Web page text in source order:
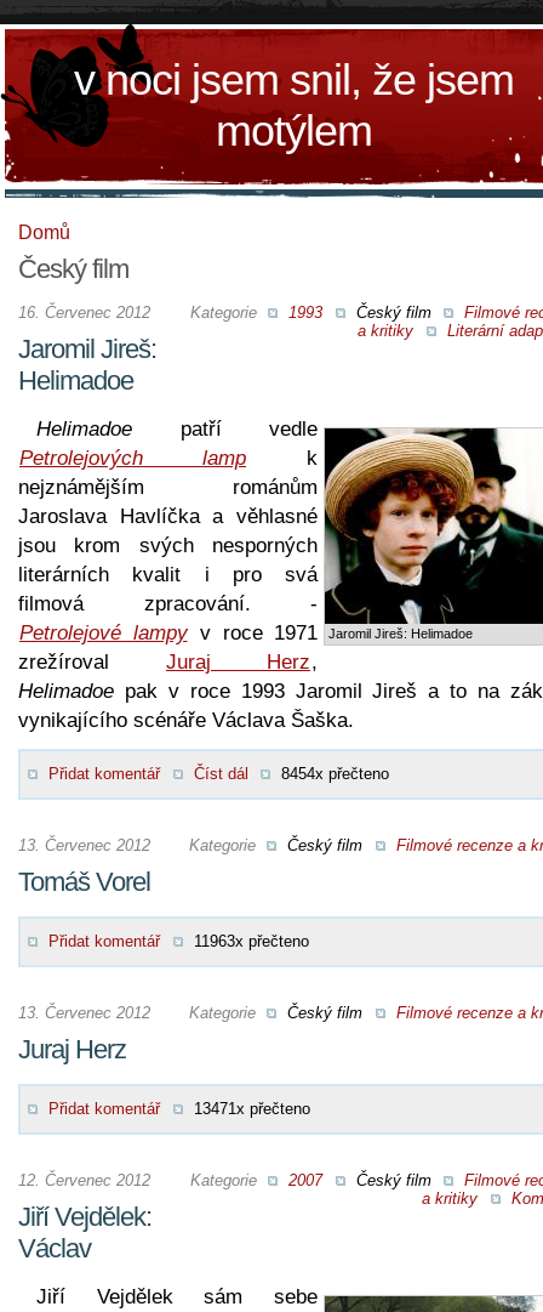
v noci jsem snil, že jsem
motýlem
Domů
Český film
Kategorie 1993 Český film
Filmové
a kritiky
Literární
16. Červenec 2012
Jaromil Jireš:
Helimadoe
Jaromil Jireš: Helimadoe
Helimadoe patří vedle
Petrolejových lamp k
nejznámějším románům
Jaroslava Havlíčka a věhlasné
jsou krom svých nesporných
literárních kvalit i pro svá
filmová zpracování. -
Petrolejové lampyv roce 1971
zrežíroval Juraj Herz,
Helimadoe pak v roce 1993 Jaromil Jireš a to na
vynikajícího scénáře Václava Šaška.
Přidat komentář Číst dál 8454x přečteno
Kategorie Český film Filmové recenze a
13. Červenec 2012
Tomáš Vorel
Přidat komentář 11963x přečteno
Kategorie Český film Filmové recenze a
13. Červenec 2012
Juraj Herz
Přidat komentář 13471x přečteno
Kategorie 2007 Český film
Filmové
a kritiky
12. Červenec 2012
Jiří Vejdělek:
Václav
Jiří Vejdělek sám sebe